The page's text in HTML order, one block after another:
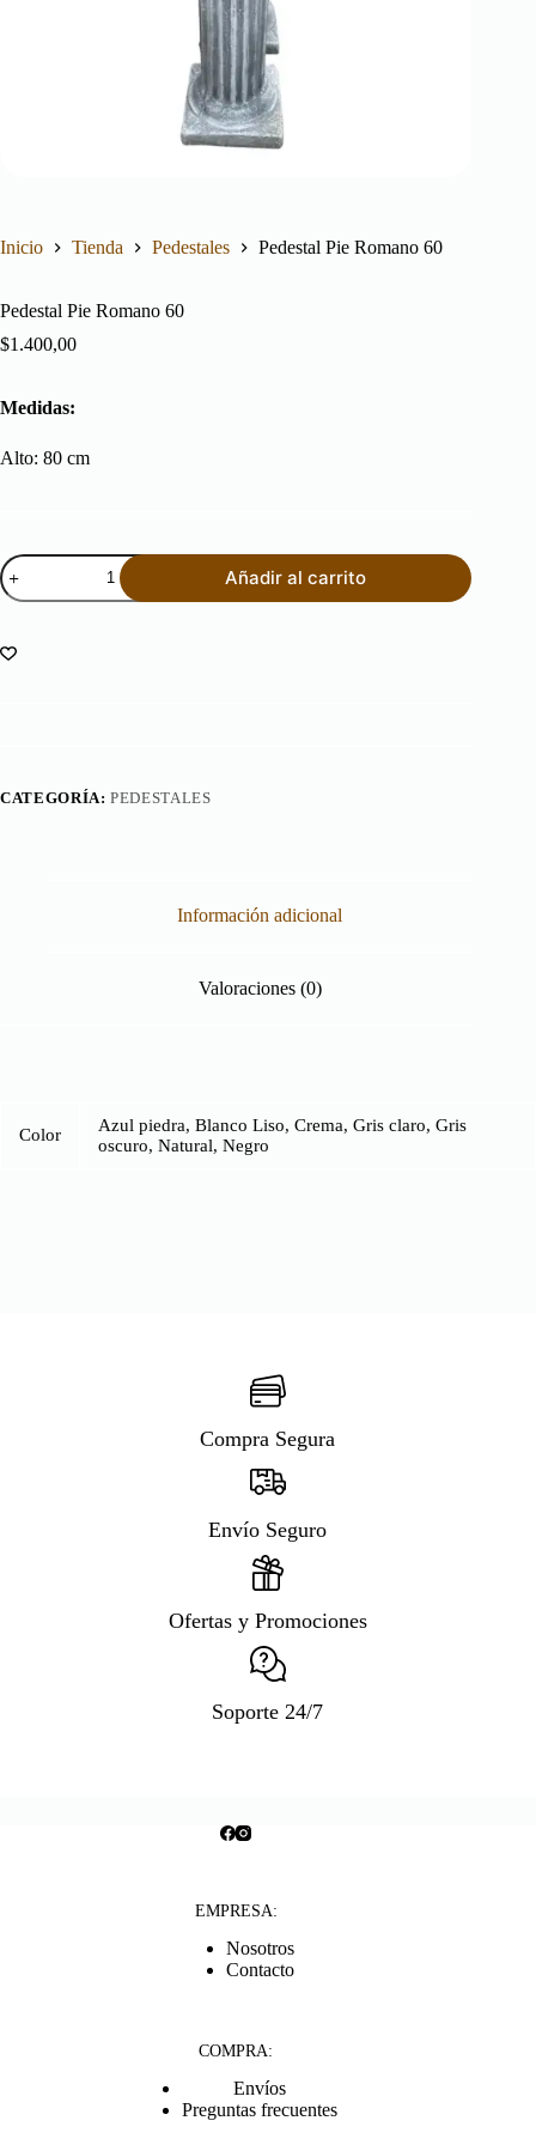
Inicio Tienda Pedestales Pedestal Pie Romano 60
Pedestal Pie Romano 60
$1.400,00
Medidas:
Alto: 80 cm
Pedestal
Pie
Romano
cantidad
Añadir al carrito
CATEGORÍA:PEDESTALES
Información adicional
Valoraciones (0)
Color
Azul piedra, Blanco Liso, Crema, Gris claro, Gris
oscuro, Natural, Negro
Compra Segura
Envío Seguro
Ofertas y Promociones
Soporte 24/7
EMPRESA:
Nosotros
Contacto
COMPRA:
Envíos
Preguntas frecuentes